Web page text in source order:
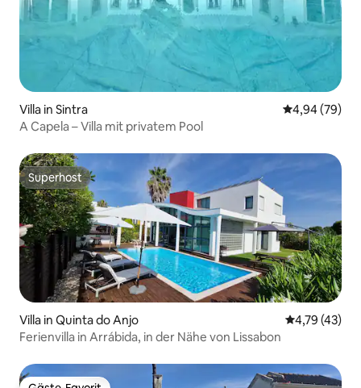
Villa in Sintra
4,94 (79)
A Capela – Villa mit privatem Pool
Superhost
Superhost
Villa in Quinta do Anjo
4,79 (43)
Ferienvilla in Arrábida, in der Nähe von Lissabon